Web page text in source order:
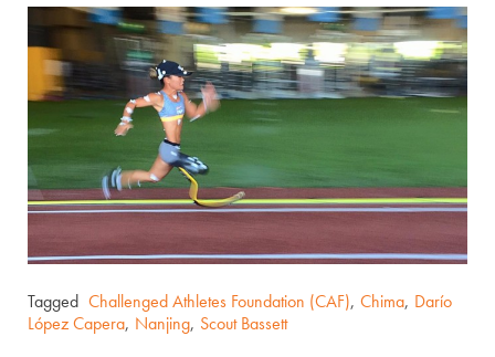
Tagged Challenged Athletes Foundation (CAF), Chima, Darío
López Capera, Nanjing, Scout Bassett